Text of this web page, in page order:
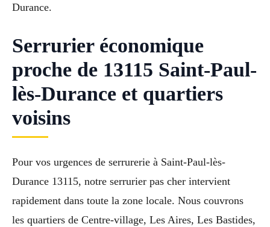
Durance.
Serrurier économique
proche de 13115 Saint-Paul-
lès-Durance et quartiers
voisins
Pour vos urgences de serrurerie à Saint-Paul-lès-
Durance 13115, notre serrurier pas cher intervient
rapidement dans toute la zone locale. Nous couvrons
les quartiers de Centre-village, Les Aires, Les Bastides,